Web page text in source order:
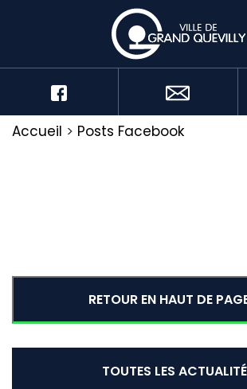
Accueil > Posts Facebook
RETOUR EN HAUT DE
TOUTES LES